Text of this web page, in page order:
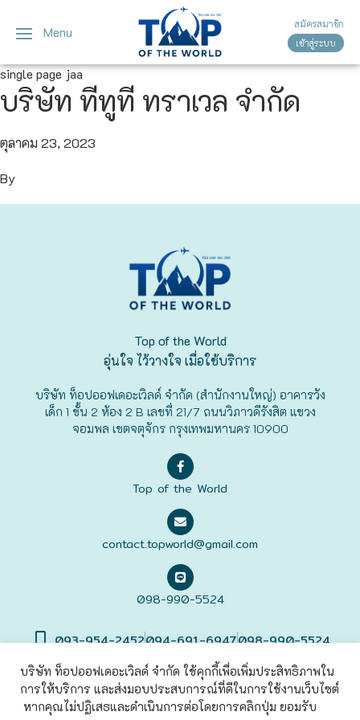
Menu
สมัครสมาชิก
เข้าสู่ระบบ
single page jaa
บริษัท ทีทูที ทราเวล จำกัด
ตุลาคม 23, 2023
By
Top of the World
อุ่นใจ ไว้วางใจ เมื่อใช้บริการ
บริษัท ท็อปออฟเดอะเวิลด์ จำกัด (สำนักงานใหญ่) อาคารวัง
เด็ก 1 ชั้น 2 ห้อง 2 B เลขที่ 21/7 ถนนวิภาวดีรังสิต แขวง
จอมพล เขตจตุจักร กรุงเทพมหานคร 10900
Top of the World
contact.topworld@gmail.com
098-990-5524
093-954-2452094-691-6947098-990-5524
©2022 Top of The World Co., Ltd. All rights Reserved. | เข้าสู่
บริษัท ท็อปออฟเดอะเวิลด์ จำกัด ใช้คุกกี้เพื่อเพิ่มประสิทธิภาพใน
การให้บริการ และส่งมอบประสบการณ์ที่ดีในการใช้งานเว็บไซต์
หากคุณไม่ปฏิเสธและดำเนินการต่อโดยการคลิกปุ่ม ยอมรับ
ญี่ปุ่นทัวร์ญี่ปุ่น
โตเกียว
โอซาก้า
ฟุกุโอะกะ
ฟูระโนะ
เวียดนาม
ทัวร์เวียดนาม